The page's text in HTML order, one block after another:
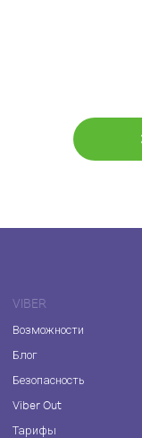
VIBER
Возможности
Блог
Безопасность
Viber Out
Тарифы